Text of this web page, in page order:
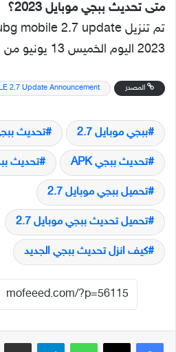
متى تحديث ببجي موبايل 2023؟
2023 اليوم الخميس 13 يونيو من العام الجاري.
المصدر 2.7 Update Announcement
ببجي موبايل 2.7 تحديث ببجي
تحديث ببجي APK تحديث
تحميل ببجي موبايل 2.7
تحميل تحديث ببجي موبايل 2.7
كيف انزل تحديث ببجي الجديد
فيسبوك‫X واتساب تيلقرام